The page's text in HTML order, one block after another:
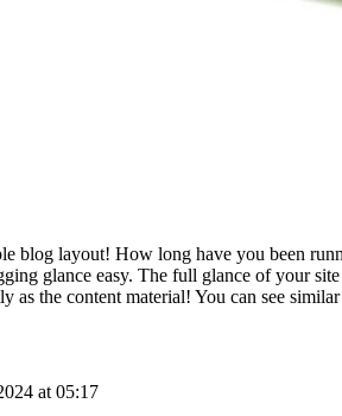
blog layout! How long have you been
glance easy. The full glance of your
as the content material! You can see
at 05:17